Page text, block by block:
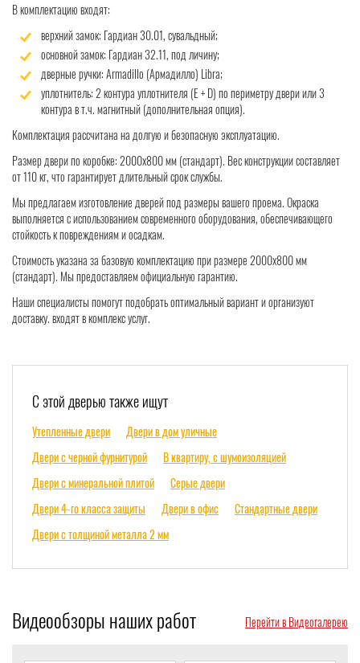
В комплектацию входят:
верхний замок: Гардиан 30.01, сувальдный;
основной замок: Гардиан 32.11, под личину;
дверные ручки: Armadillo (Армадилло) Libra;
уплотнитель: 2 контура уплотнителя (Е + D) по периметру двери или 3
контура в т.ч. магнитный (дополнительная опция).
Комплектация рассчитана на долгую и безопасную эксплуатацию.
Размер двери по коробке: 2000x800 мм (стандарт). Вес конструкции составляет
от 110 кг, что гарантирует длительный срок службы.
Мы предлагаем изготовление дверей под размеры вашего проема. Окраска
выполняется с использованием современного оборудования, обеспечивающего
стойкость к повреждениям и осадкам.
Стоимость указана за базовую комплектацию при размере 2000x800 мм
(стандарт). Мы предоставляем официальную гарантию.
Наши специалисты помогут подобрать оптимальный вариант и организуют
доставку. входят в комплекс услуг.
С этой дверью также ищут
Утепленные двери
Двери в дом уличные
Двери с черной фурнитурой
В квартиру, с шумоизоляцией
Двери с минеральной плитой
Серые двери
Двери 4-го класса защиты
Двери в офис
Стандартные двери
Двери с толщиной металла 2 мм
Видеообзоры наших работ Перейти в Видеогалерею